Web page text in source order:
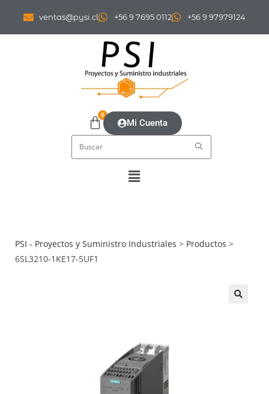
ventas@pysi.cl +56 9 7695 0112 +56 9 97979124
0
Mi Cuenta
PSI - Proyectos y Suministro Industriales > Productos >
6SL3210-1KE17-5UF1